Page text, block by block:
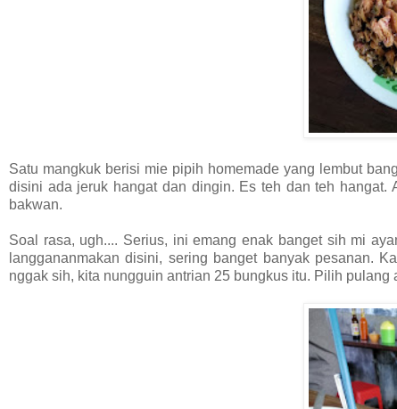
Satu mangkuk berisi mie pipih homemade yang lembut
disini ada jeruk hangat dan dingin. Es teh dan teh hangat.
bakwan.
Soal rasa, ugh.... Serius, ini emang enak banget sih mi
langgananmakan disini, sering banget banyak pesanan.
nggak sih, kita nungguin antrian 25 bungkus itu. Pilih pulang